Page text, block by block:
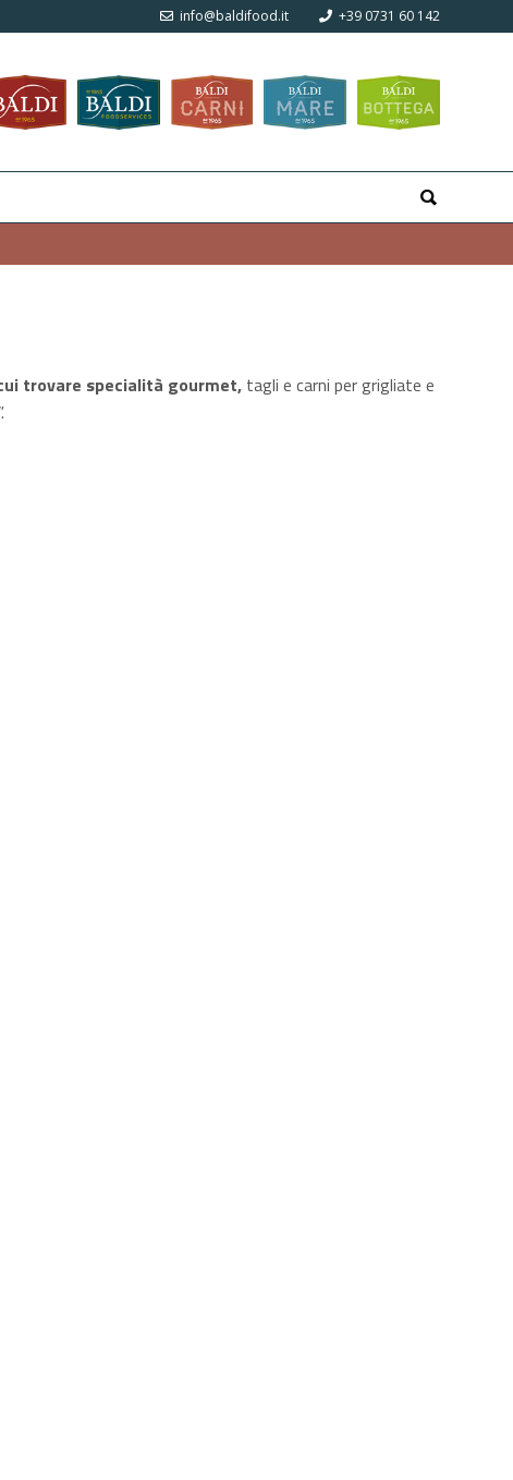
info@baldifood.it +39 0731 60 142
trovare specialità gourmet, tagli e carni per grigliate e